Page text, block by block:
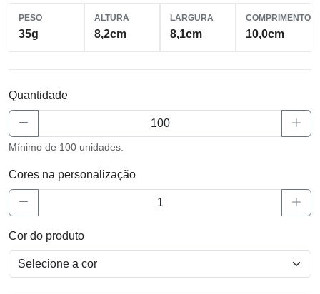
PESO
35g
ALTURA
8,2cm
LARGURA
8,1cm
COMPRIMENTO
10,0cm
Quantidade
Mínimo de 100 unidades.
Cores na personalização
Cor do produto